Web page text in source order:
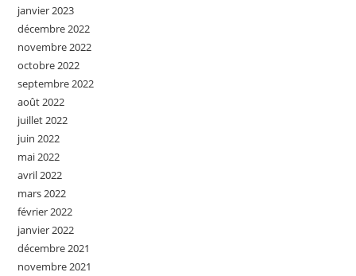
janvier 2023
décembre 2022
novembre 2022
octobre 2022
septembre 2022
août 2022
juillet 2022
juin 2022
mai 2022
avril 2022
mars 2022
février 2022
janvier 2022
décembre 2021
novembre 2021